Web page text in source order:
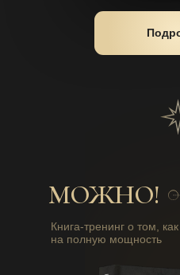
МОЖНО!
Книга-тренинг о том,
на полную мощность